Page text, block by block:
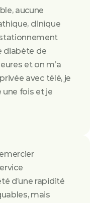
aucune
clinique
diabète de
et on m’a
avec télé, je
une fois et je
d’une rapidité
mais